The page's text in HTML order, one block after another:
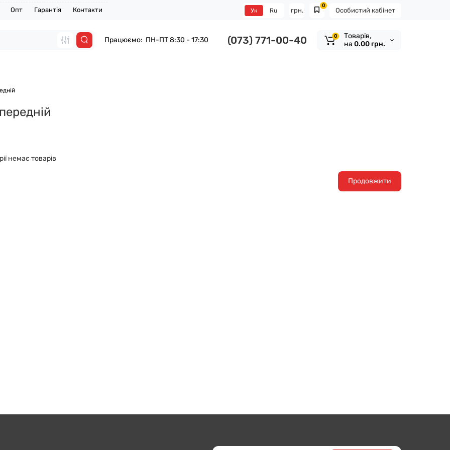
Опт Гарантія Контакти Особистий кабінет
0
грн.
Ук Ru
Працюємо: ПН-ПТ 8:30 - 17:30 (073) 771-00-40 0
Tоварів,
на 0.00 грн.
немає товарів
Продовжити